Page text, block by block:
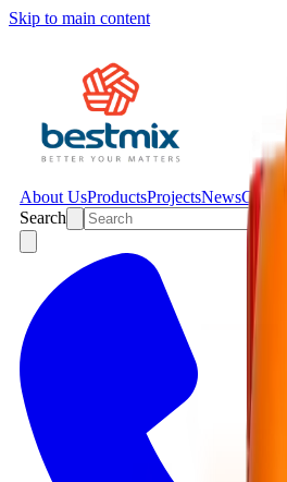
Skip to main content
About UsProductsProjectsNewsContact
Search